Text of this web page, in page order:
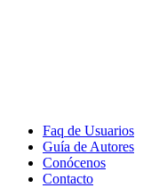
Faq de Usuarios
Guía de Autores
Conócenos
Contacto